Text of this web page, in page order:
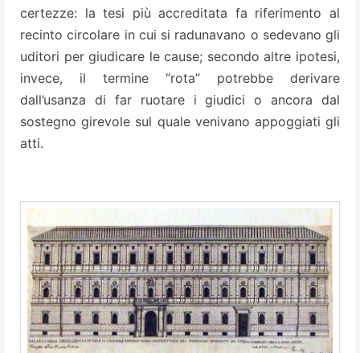
certezze: la tesi più accreditata fa riferimento al
recinto circolare in cui si radunavano o sedevano gli
uditori per giudicare le cause; secondo altre ipotesi,
invece, il termine “rota” potrebbe derivare
dall’usanza di far ruotare i giudici o ancora dal
sostegno girevole sul quale venivano appoggiati gli
atti.